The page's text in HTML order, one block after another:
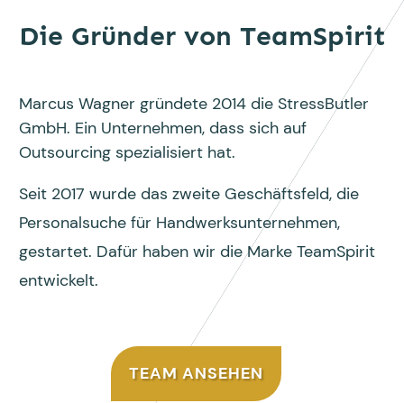
Die Gründer von TeamSpirit
Marcus Wagner gründete 2014 die StressButler
GmbH. Ein Unternehmen, dass sich auf
Outsourcing spezialisiert hat.
Seit 2017 wurde das zweite Geschäftsfeld, die
Personalsuche für Handwerksunternehmen,
gestartet. Dafür haben wir die Marke TeamSpirit
entwickelt.
TEAM ANSEHEN